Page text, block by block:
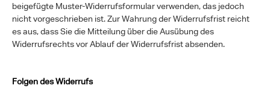
beigefügte Muster-Widerrufsformular verwenden, das jedoch
nicht vorgeschrieben ist. Zur Wahrung der Widerrufsfrist reicht
es aus, dass Sie die Mitteilung über die Ausübung des
Widerrufsrechts vor Ablauf der Widerrufsfrist absenden.
Folgen des Widerrufs